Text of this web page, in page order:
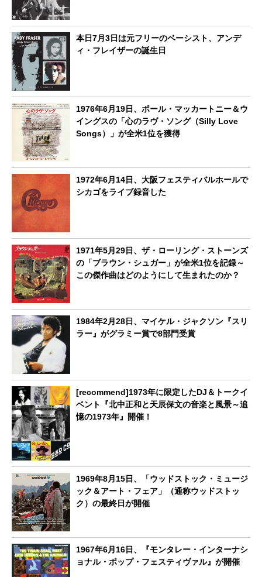
本日7月3日は元フリーのベーシスト、アンデ
ィ・フレイザーの誕生日
1976年6月19日、ポール・マッカートニー＆ウ
イングスの「心のラヴ・ソング（Silly Love
Songs）」が全米1位を獲得
1972年6月14日、大阪フェスティバルホールで
シカゴをライブ録音した
1971年5月29日、ザ・ローリング・ストーンズ
の「ブラウン・シュガー」が全米1位を記録～
この傑作曲はどのようにして生まれたのか？
1984年2月28日、マイケル・ジャクソン『スリ
ラー』がグラミー賞で8部門受賞
[recommend]1973年に限定したDJ＆トークイ
ベント『北中正和と天辰保文の音楽と風景～追
憶の1973年』開催！
1969年8月15日、「ウッドストック・ミュージ
ック＆アート・フェア」（通称ウッドストッ
ク）の最終日が開催
1967年6月16日、『モンタレー・インターナシ
ョナル・ポップ・フェスティヴァル』が開催